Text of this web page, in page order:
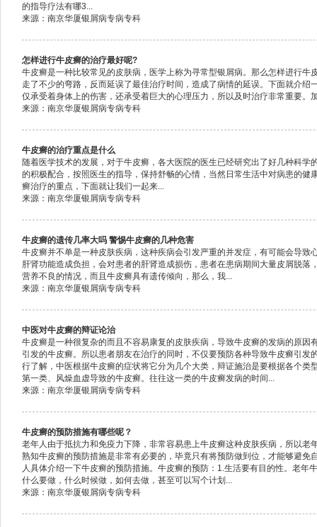
的指导疗法有哪3...
来源：南京华厦银屑病专病专科
怎样进行牛皮癣的治疗最好呢?
牛皮癣是一种比较常见的皮肤病，医学上称为寻常型银屑病。那么怎样进行牛
走了不少的弯路，反而延误了最佳治疗时间，造成了病情的延误。下面就介绍
仅承受着身体上的伤害，还承受着巨大的心理压力，所以及时治疗非常重要。
来源：南京华厦银屑病专病专科
牛皮癣的治疗重点是什么
随着医学技术的发展，对于牛皮癣，各大医院的医生已经研究出了好几种科学
的积极配合，按照医生的指导，保持舒畅的心情，当然日常生活中对病患的健
癣治疗的重点，下面就让我们一起来...
来源：南京华厦银屑病专病专科
牛皮癣的遗传几率大吗 警惕牛皮癣的几种危害
牛皮癣并不单是一种皮肤疾病，这种疾病会引发严重的并发症，有可能会导致
肝肾功能造成负担，会对患者的肝肾造成损伤，患者在患病期间大量皮屑脱落
营养不良的情况，而且牛皮癣具有遗传倾向，那么，我...
来源：南京华厦银屑病专病专科
中医对牛皮癣的辩证论治
牛皮癣是一种很复杂的而且不容易康复的皮肤疾病，导致牛皮癣的发病的原因
引发的牛皮癣。所以患者朋友在治疗的同时，不仅要预防各种导致牛皮癣引发
行了解，中医根据牛皮癣的症状将它分为几个大类，辩证施治是要根据各个类
第一类、风燥血虚导致的牛皮癣。往往这一类的牛皮癣发病的时间...
来源：南京华厦银屑病专病专科
牛皮癣的预防措施有哪些呢？
老年人由于抵抗力和免疫力下降，非常容易患上牛皮癣这种皮肤疾病，所以老
熟知牛皮癣的预防措施是非常有必要的，毕竟只有将预防做到位，才能够避免
人具体介绍一下牛皮癣的预防措施。牛皮癣的预防：1.生活要有目的性。老年
什么要做，什么时候做，如何去做，甚至可以写个计划...
来源：南京华厦银屑病专病专科